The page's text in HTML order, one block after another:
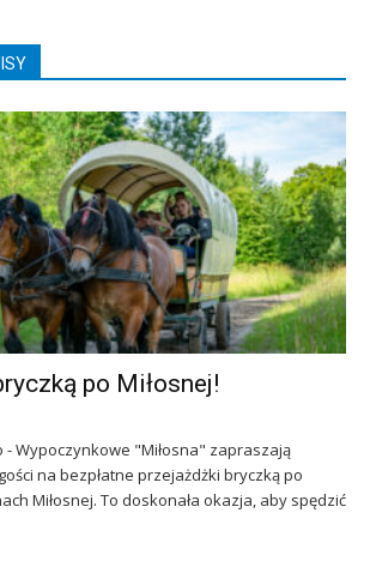
po Miłosnej!
- Wypoczynkowe "Miłosna" zapraszają
na bezpłatne przejażdżki bryczką po
Miłosnej. To doskonała okazja, aby spędzić